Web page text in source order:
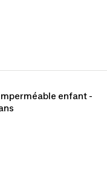
enfant -